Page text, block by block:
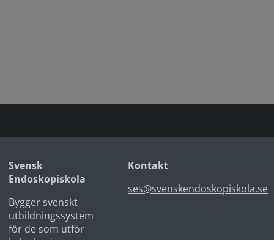
Svensk
Endoskopiskola
Bygger svenskt
utbildningssystem
för de som utför
Kontakt
ses@svenskendoskopiskola.se